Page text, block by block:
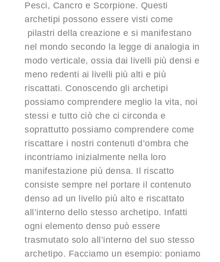
Pesci, Cancro e Scorpione. Questi
archetipi possono essere visti come
pilastri della creazione e si manifestano
nel mondo secondo la legge di analogia in
modo verticale, ossia dai livelli più densi e
meno redenti ai livelli più alti e più
riscattati. Conoscendo gli archetipi
possiamo comprendere meglio la vita, noi
stessi e tutto ciò che ci circonda e
soprattutto possiamo comprendere come
riscattare i nostri contenuti d’ombra che
incontriamo inizialmente nella loro
manifestazione più densa. Il riscatto
consiste sempre nel portare il contenuto
denso ad un livello più alto e riscattato
all’interno dello stesso archetipo. Infatti
ogni elemento denso può essere
trasmutato solo all’interno del suo stesso
archetipo. Facciamo un esempio: poniamo